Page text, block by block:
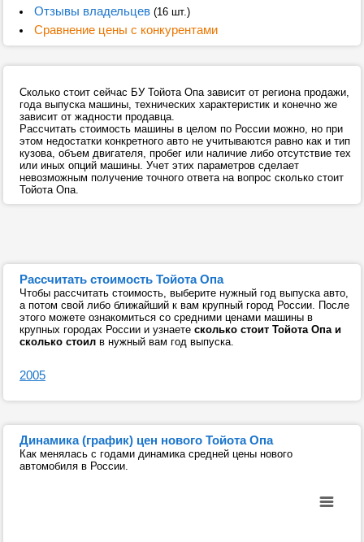
Отзывы владельцев(16 шт.)
Сравнение цены с конкурентами
Сколько стоит сейчас БУ Тойота Опа зависит от региона продажи,
года выпуска машины, технических характеристик и конечно же
зависит от жадности продавца.
Рассчитать стоимость машины в целом по России можно, но при
этом недостатки конкретного авто не учитываются равно как и тип
кузова, объем двигателя, пробег или наличие либо отсутствие тех
или иных опций машины. Учет этих параметров сделает
невозможным получение точного ответа на вопрос сколько стоит
Тойота Опа.
Рассчитать стоимость Тойота Опа
Чтобы рассчитать стоимость, выберите нужный год выпуска авто,
а потом свой либо ближайший к вам крупный город России. После
этого можете ознакомиться со средними ценами машины в
крупных городах России и узнаете сколько стоит Тойота Опа и
сколько стоил в нужный вам год выпуска.
2005
Динамика (график) цен нового Тойота Опа
Как менялась с годами динамика средней цены нового
автомобиля в России.